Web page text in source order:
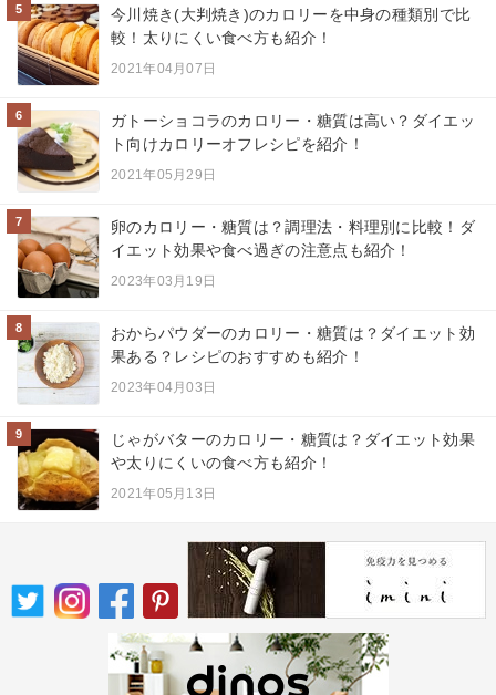
5
今川焼き(大判焼き)のカロリーを中身の種類別で比
較！太りにくい食べ方も紹介！
2021年04月07日
6
ガトーショコラのカロリー・糖質は高い？ダイエッ
ト向けカロリーオフレシピを紹介！
2021年05月29日
7
卵のカロリー・糖質は？調理法・料理別に比較！ダ
イエット効果や食べ過ぎの注意点も紹介！
2023年03月19日
8
おからパウダーのカロリー・糖質は？ダイエット効
果ある？レシピのおすすめも紹介！
2023年04月03日
9
じゃがバターのカロリー・糖質は？ダイエット効果
や太りにくいの食べ方も紹介！
2021年05月13日